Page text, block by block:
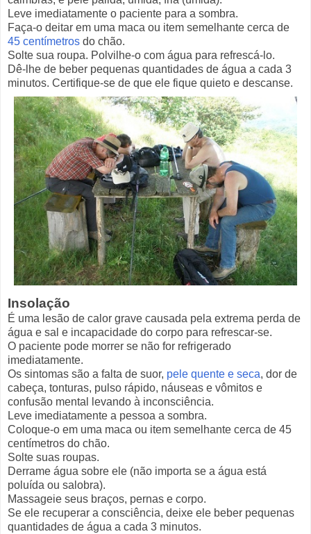
Leve imediatamente o paciente para a sombra.
Faça-o deitar em uma maca ou item semelhante cerca de
45 centímetros do chão.
Solte sua roupa. Polvilhe-o com água para refrescá-lo.
Dê-lhe de beber pequenas quantidades de água a cada 3
minutos. Certifique-se de que ele fique quieto e descanse.
Insolação
É uma lesão de calor grave causada pela extrema perda de
água e sal e incapacidade do corpo para refrescar-se.
O paciente pode morrer se não for refrigerado
imediatamente.
Os sintomas são a falta de suor, pele quente e seca, dor de
cabeça, tonturas, pulso rápido, náuseas e vômitos e
confusão mental levando à inconsciência.
Leve imediatamente a pessoa a sombra.
Coloque-o em uma maca ou item semelhante cerca de 45
centímetros do chão.
Solte suas roupas.
Derrame água sobre ele (não importa se a água está
poluída ou salobra).
Massageie seus braços, pernas e corpo.
Se ele recuperar a consciência, deixe ele beber pequenas
quantidades de água a cada 3 minutos.